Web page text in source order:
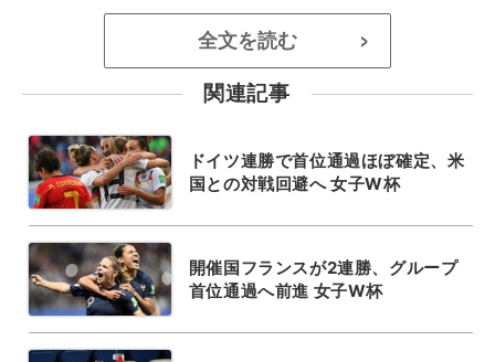
全文を読む >
関連記事
ドイツ連勝で首位通過ほぼ確定、米
国との対戦回避へ 女子W杯
開催国フランスが2連勝、グループ
首位通過へ前進 女子W杯